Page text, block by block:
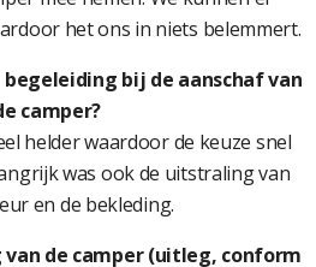
het ons in niets belemmert.
begeleiding bij de aanschaf van
camper?
helder waardoor de keuze snel
was ook de uitstraling van
en de bekleding.
de camper (uitleg, conform